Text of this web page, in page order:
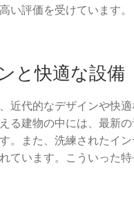
い評価を受けています。
と快適な設備
近代的なデザインや快
る建物の中には、最新
。また、洗練されたイ
ています。こういった